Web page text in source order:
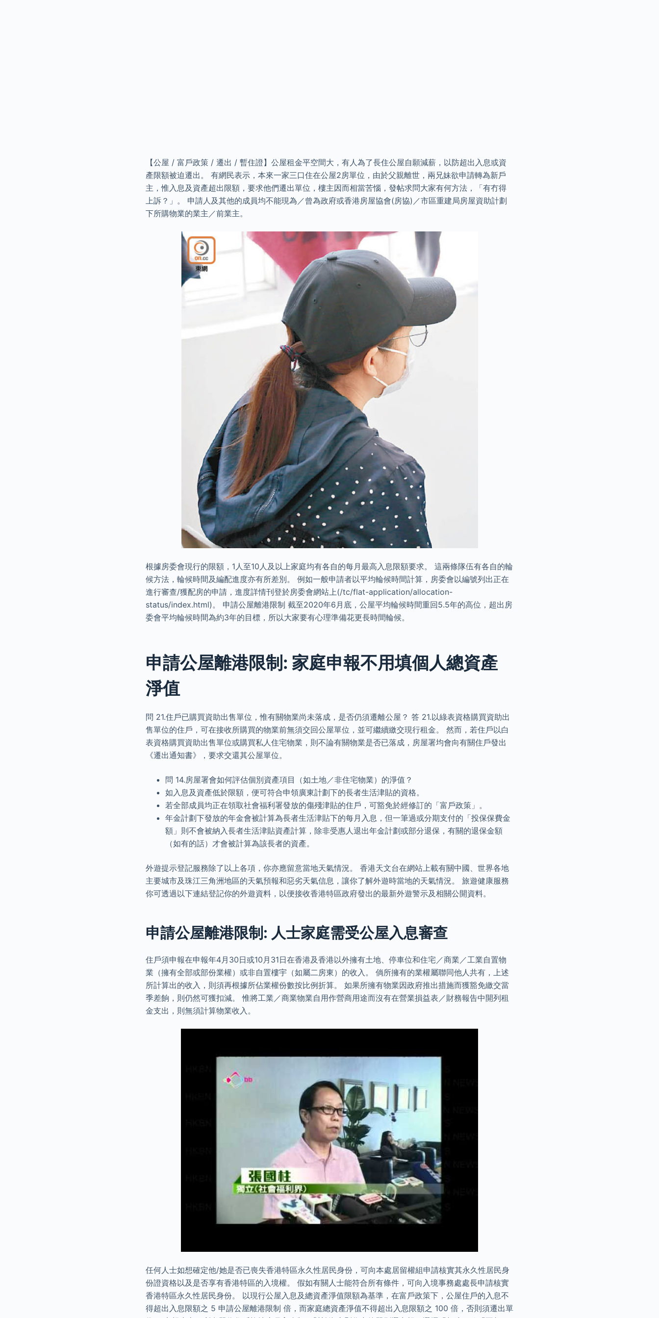
【公屋 / 富戶政策 / 遷出 / 暫住證】公屋租金平空間大，有人為了長住公屋自願減薪，以防超出入息或資
產限額被迫遷出。 有網民表示，本來一家三口住在公屋2房單位，由於父親離世，兩兄妹欲申請轉為新戶
主，惟入息及資產超出限額，要求他們遷出單位，樓主因而相當苦惱，發帖求問大家有何方法，「有冇得
上訴？」。 申請人及其他的成員均不能現為／曾為政府或香港房屋協會(房協)／市區重建局房屋資助計劃
下所購物業的業主／前業主。
根據房委會現行的限額，1人至10人及以上家庭均有各自的每月最高入息限額要求。 這兩條隊伍有各自的輪
候方法，輪候時間及編配進度亦有所差別。 例如一般申請者以平均輪候時間計算，房委會以編號列出正在
進行審查/獲配房的申請，進度詳情刊登於房委會網站上(/tc/flat-application/allocation-
status/index.html)。 申請公屋離港限制 截至2020年6月底，公屋平均輪候時間重回5.5年的高位，超出房
委會平均輪候時間為約3年的目標，所以大家要有心理準備花更長時間輪候。
申請公屋離港限制: 家庭申報不用填個人總資產
淨值
問 21.住戶已購買資助出售單位，惟有關物業尚未落成，是否仍須遷離公屋？ 答 21.以綠表資格購買資助出
售單位的住戶，可在接收所購買的物業前無須交回公屋單位，並可繼續繳交現行租金。 然而，若住戶以白
表資格購買資助出售單位或購買私人住宅物業，則不論有關物業是否已落成，房屋署均會向有關住戶發出
《遷出通知書》，要求交還其公屋單位。
問 14.房屋署會如何評估個別資產項目（如土地／非住宅物業）的淨值？
如入息及資產低於限額，便可符合申領廣東計劃下的長者生活津貼的資格。
若全部成員均正在領取社會福利署發放的傷殘津貼的住戶，可豁免於經修訂的「富戶政策」。
年金計劃下發放的年金會被計算為長者生活津貼下的每月入息，但一筆過或分期支付的「投保保費金
額」則不會被納入長者生活津貼資產計算，除非受惠人退出年金計劃或部分退保，有關的退保金額
（如有的話）才會被計算為該長者的資產。
外遊提示登記服務除了以上各項，你亦應留意當地天氣情況。 香港天文台在網站上載有關中國、世界各地
主要城市及珠江三角洲地區的天氣預報和惡劣天氣信息，讓你了解外遊時當地的天氣情況。 旅遊健康服務
你可透過以下連結登記你的外遊資料，以便接收香港特區政府發出的最新外遊警示及相關公開資料。
申請公屋離港限制: 人士家庭需受公屋入息審查
住戶須申報在申報年4月30日或10月31日在香港及香港以外擁有土地、停車位和住宅／商業／工業自置物
業（擁有全部或部份業權）或非自置樓宇（如屬二房東）的收入。 倘所擁有的業權屬聯同他人共有，上述
所計算出的收入，則須再根據所佔業權份數按比例折算。 如果所擁有物業因政府推出措施而獲豁免繳交當
季差餉，則仍然可獲扣減。 惟將工業／商業物業自用作營商用途而沒有在營業損益表／財務報告中開列租
金支出，則無須計算物業收入。
任何人士如想確定他/她是否已喪失香港特區永久性居民身份，可向本處居留權組申請核實其永久性居民身
份證資格以及是否享有香港特區的入境權。 假如有關人士能符合所有條件，可向入境事務處處長申請核實
香港特區永久性居民身份。 以現行公屋入息及總資產淨值限額為基準，在富戶政策下，公屋住戶的入息不
得超出入息限額之 5 申請公屋離港限制 倍，而家庭總資產淨值不得超出入息限額之 100 倍，否則須遷出單